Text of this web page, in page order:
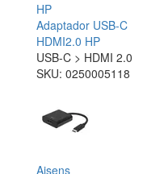
HP
Adaptador USB-C
HDMI2.0 HP
USB-C > HDMI 2.0
SKU: 0250005118
Aisens